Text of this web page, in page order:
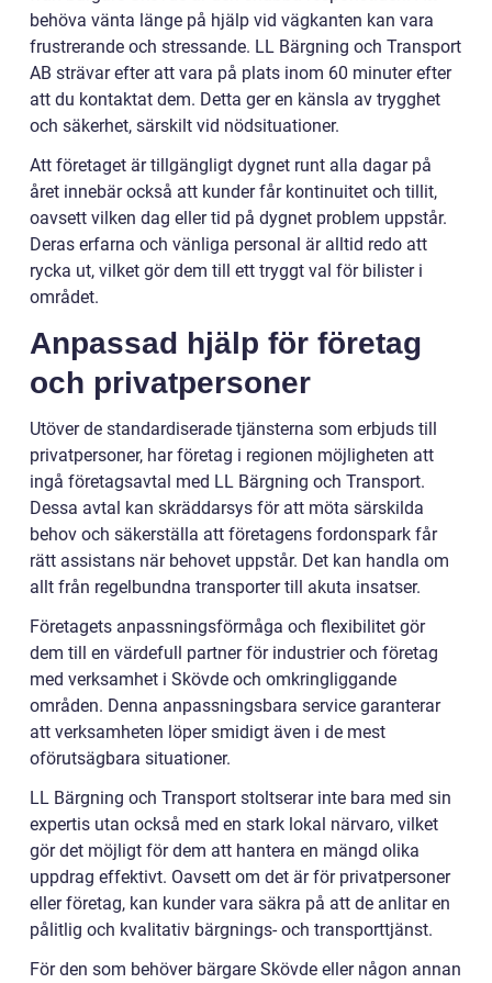
behöva vänta länge på hjälp vid vägkanten kan vara
frustrerande och stressande. LL Bärgning och Transport
AB strävar efter att vara på plats inom 60 minuter efter
att du kontaktat dem. Detta ger en känsla av trygghet
och säkerhet, särskilt vid nödsituationer.
Att företaget är tillgängligt dygnet runt alla dagar på
året innebär också att kunder får kontinuitet och tillit,
oavsett vilken dag eller tid på dygnet problem uppstår.
Deras erfarna och vänliga personal är alltid redo att
rycka ut, vilket gör dem till ett tryggt val för bilister i
området.
Anpassad hjälp för företag
och privatpersoner
Utöver de standardiserade tjänsterna som erbjuds till
privatpersoner, har företag i regionen möjligheten att
ingå företagsavtal med LL Bärgning och Transport.
Dessa avtal kan skräddarsys för att möta särskilda
behov och säkerställa att företagens fordonspark får
rätt assistans när behovet uppstår. Det kan handla om
allt från regelbundna transporter till akuta insatser.
Företagets anpassningsförmåga och flexibilitet gör
dem till en värdefull partner för industrier och företag
med verksamhet i Skövde och omkringliggande
områden. Denna anpassningsbara service garanterar
att verksamheten löper smidigt även i de mest
oförutsägbara situationer.
LL Bärgning och Transport stoltserar inte bara med sin
expertis utan också med en stark lokal närvaro, vilket
gör det möjligt för dem att hantera en mängd olika
uppdrag effektivt. Oavsett om det är för privatpersoner
eller företag, kan kunder vara säkra på att de anlitar en
pålitlig och kvalitativ bärgnings- och transporttjänst.
För den som behöver bärgare Skövde eller någon annan